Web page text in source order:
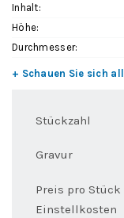
Inhalt:
Höhe:
Durchmesser:
+ Schauen Sie sich
Stückzahl
Gravur
Preis pro Stück
Einstellkosten